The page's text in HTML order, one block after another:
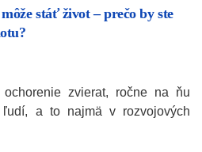
stáť život – prečo by ste
zvierat, ročne na ňu
a to najmä v rozvojových